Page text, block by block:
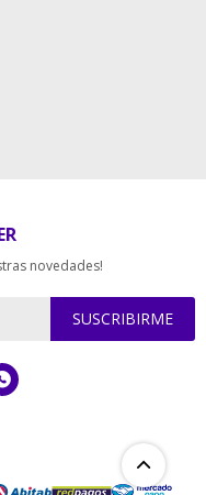
novedades!
SUSCRIBIRME